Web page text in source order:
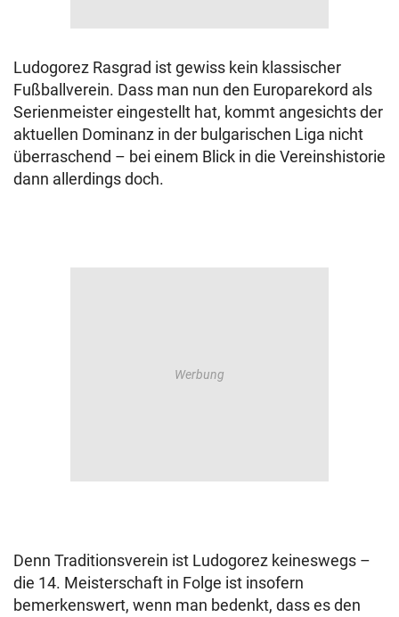
Ludogorez Rasgrad ist gewiss kein klassischer
Fußballverein. Dass man nun den Europarekord als
Serienmeister eingestellt hat, kommt angesichts der
aktuellen Dominanz in der bulgarischen Liga nicht
überraschend – bei einem Blick in die Vereinshistorie
dann allerdings doch.
Denn Traditionsverein ist Ludogorez keineswegs –
die 14. Meisterschaft in Folge ist insofern
bemerkenswert, wenn man bedenkt, dass es den